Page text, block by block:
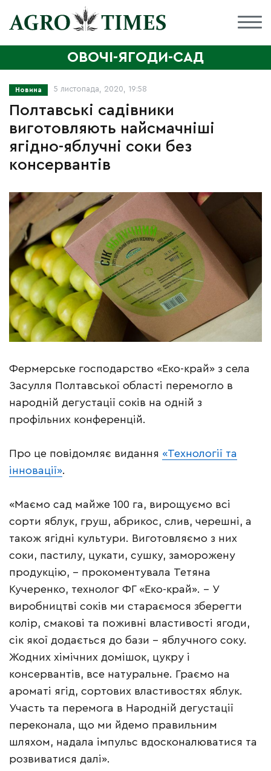
ОВОЧІ-ЯГОДИ-САД
Новина 5 листопада, 2020, 19:58
Полтавські садівники
виготовляють найсмачніші
ягідно-яблучні соки без
консервантів
Фермерське господарство «Еко-край» з села
Засулля Полтавської області перемогло в
народній дегустації соків на одній з
профільних конференцій.
Про це повідомляє видання «Технології та
інновації».
«Маємо сад майже 100 га, вирощуємо всі
сорти яблук, груш, абрикос, слив, черешні, а
також ягідні культури. Виготовляємо з них
соки, пастилу, цукати, сушку, заморожену
продукцію, – прокоментувала Тетяна
Кучеренко, технолог ФГ «Еко-край». – У
виробництві соків ми стараємося зберегти
колір, смакові та поживні властивості ягоди,
сік якої додається до бази – яблучного соку.
Жодних хімічних домішок, цукру і
консервантів, все натуральне. Граємо на
ароматі ягід, сортових властивостях яблук.
Участь та перемога в Народній дегустації
переконала, що ми йдемо правильним
шляхом, надала імпульс вдосконалюватися та
розвиватися далі».